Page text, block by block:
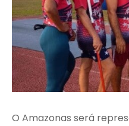
O Amazonas será